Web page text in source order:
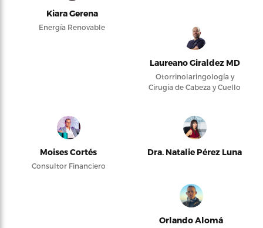
Kiara Gerena
Energía Renovable
Laureano Giraldez MD
Otorrinolaringología y
Cirugía de Cabeza y Cuello
Moises Cortés
Consultor Financiero
Dra. Natalie Pérez Luna
Orlando Alomá